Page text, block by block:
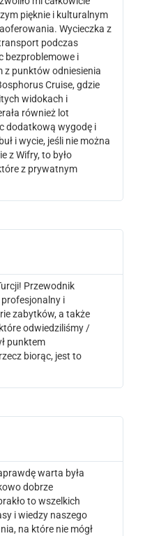
pięknie i kulturalnym
Wycieczka z
podczas
bezproblemowe i
z punktów odniesienia
Cruise, gdzie
widokach i
również lot
dodatkową wygodę i
i wycie, jeśli nie można
z Wifry, to było
z prywatnym
Przewodnik
i
zabytków, a także
odwiedziliśmy /
punktem
biorąc, jest to
warta była
dobrze
to wszelkich
i wiedzy naszego
na które nie mógł